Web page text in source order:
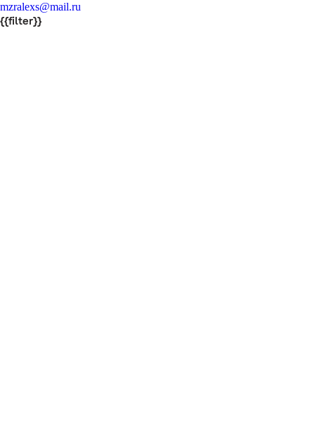
mzralexs@mail.ru
{{filter}}